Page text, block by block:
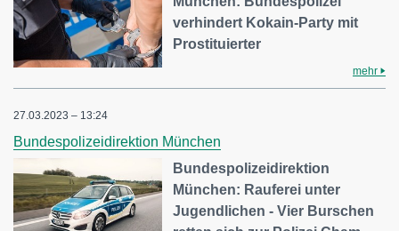
verhindert Kokain-Party mit
Prostituierter
mehr
27.03.2023 – 13:24
Bundespolizeidirektion München
Bundespolizeidirektion
München: Rauferei unter
Jugendlichen - Vier Burschen